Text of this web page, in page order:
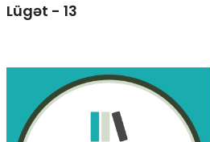
Lügət - 13